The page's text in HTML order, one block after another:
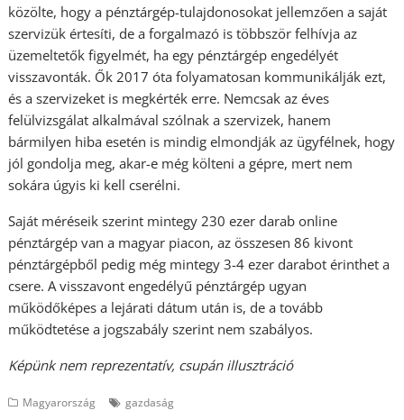
közölte, hogy a pénztárgép-tulajdonosokat jellemzően a saját
szervizük értesíti, de a forgalmazó is többször felhívja az
üzemeltetők figyelmét, ha egy pénztárgép engedélyét
visszavonták. Ők 2017 óta folyamatosan kommunikálják ezt,
és a szervizeket is megkérték erre. Nemcsak az éves
felülvizsgálat alkalmával szólnak a szervizek, hanem
bármilyen hiba esetén is mindig elmondják az ügyfélnek, hogy
jól gondolja meg, akar-e még költeni a gépre, mert nem
sokára úgyis ki kell cserélni.
Saját méréseik szerint mintegy 230 ezer darab online
pénztárgép van a magyar piacon, az összesen 86 kivont
pénztárgépből pedig még mintegy 3-4 ezer darabot érinthet a
csere. A visszavont engedélyű pénztárgép ugyan
működőképes a lejárati dátum után is, de a tovább
működtetése a jogszabály szerint nem szabályos.
Képünk nem reprezentatív, csupán illusztráció
Magyarország gazdaság